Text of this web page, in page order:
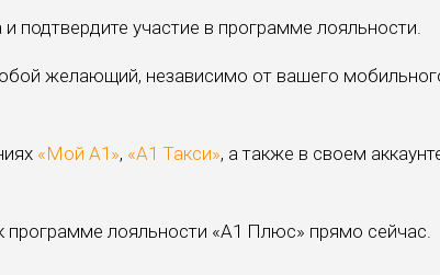
подтвердите участие в программе лояльности.
желающий, независимо от вашего
«Мой А1», «A1 Такси», а также в своем
программе лояльности «A1 Плюс» прямо сейчас.